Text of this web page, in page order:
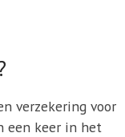
verzekering voor
een keer in het